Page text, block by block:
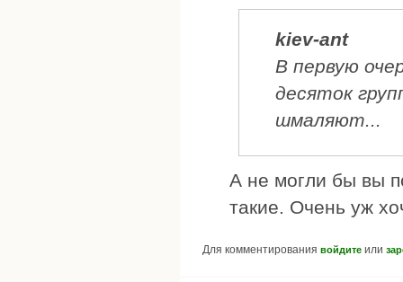
kiev-ant
В первую
десяток
шмаляют...
А не могли бы вы
такие. Очень уж
Для комментирования войдите или